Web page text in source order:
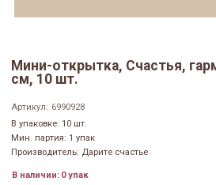
Мини-открытка, Счастья,
см, 10 шт.
Артикул: 6990928
В упаковке: 10 шт.
Мин. партия: 1 упак
Производитель: Дарите счастье
В наличии: 0 упак